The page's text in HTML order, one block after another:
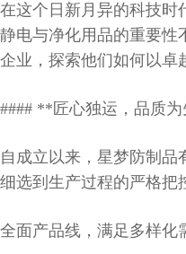
在这个日新月异的科技时
静电与净化用品的重要
企业，探索他们如何以卓
#### **匠心独运，品质
自成立以来，星梦防制品
细选到生产过程的严格把
全面产品线，满足多样化